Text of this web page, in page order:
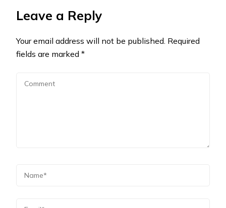
Leave a Reply
Your email address will not be published. Required
fields are marked *